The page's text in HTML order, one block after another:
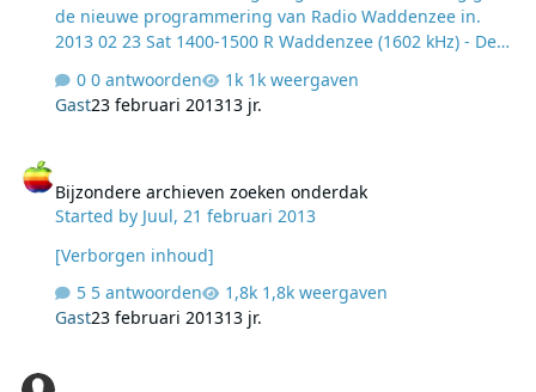
de nieuwe programmering van Radio Waddenzee in.
2013 02 23 Sat 1400-1500 R Waddenzee (1602 kHz) - De
Waddenzee (1602 kHz) - De Middagboot - Walter Gall...
2013 02 23 Sat 1600-1700 R Waddenzee (1602 kHz) - De
maart a.s. http://we.tl/02IsX3V4wx
0 antwoorden
1k weergaven
Gast23 februari 201313 jr.
Bijzondere archieven zoeken onderdak
Started by Juul,21 februari 2013
[Verborgen inhoud]
5 antwoorden
1,8k weergaven
Gast23 februari 201313 jr.